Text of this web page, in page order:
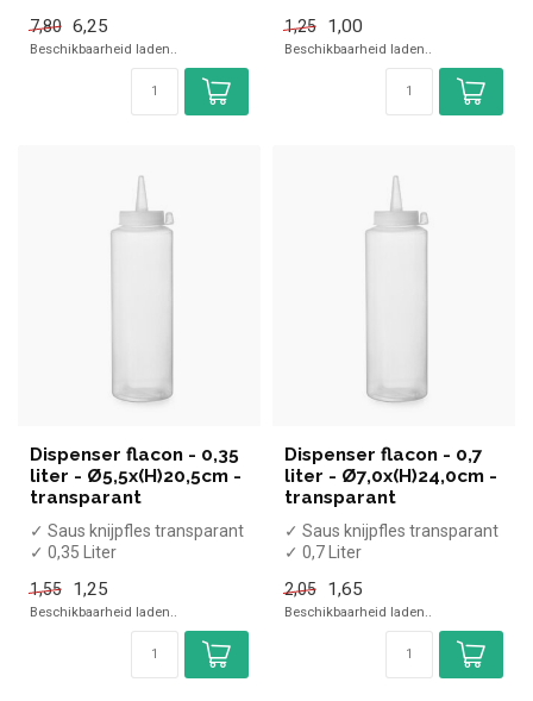
✓ (H)24, Diameter 7cm
7,80 6,25
Beschikbaarheid laden..
1,25
1,00
Beschikbaarheid laden..
Dispenser flacon - 0,35
liter - Ø5,5x(H)20,5cm -
transparant
✓ Saus knijpfles transparant
✓ 0,35 Liter
1,55
1,25
Beschikbaarheid laden..
Dispenser flacon - 0,7
liter - Ø7,0x(H)24,0cm -
transparant
✓ Saus knijpfles transparant
✓ 0,7 Liter
2,05
1,65
Beschikbaarheid laden..